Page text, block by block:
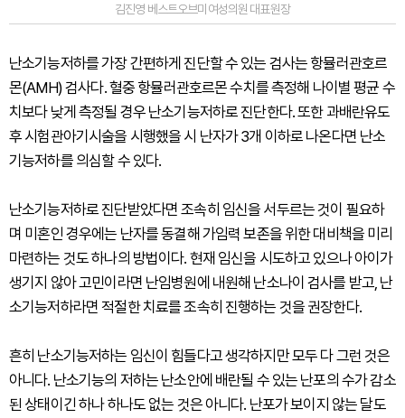
김진영 베스트오브미여성의원 대표원장
난소기능저하를 가장 간편하게 진단할 수 있는 검사는 항뮬러관호르
몬(AMH) 검사다. 혈중 항뮬러관호르몬 수치를 측정해 나이별 평균 수
치보다 낮게 측정될 경우 난소기능저하로 진단한다. 또한 과배란유도
후 시험관아기시술을 시행했을 시 난자가 3개 이하로 나온다면 난소
기능저하를 의심할 수 있다.
난소기능저하로 진단받았다면 조속히 임신을 서두르는 것이 필요하
며 미혼인 경우에는 난자를 동결해 가임력 보존을 위한 대비책을 미리
마련하는 것도 하나의 방법이다. 현재 임신을 시도하고 있으나 아이가
생기지 않아 고민이라면 난임병원에 내원해 난소나이 검사를 받고, 난
소기능저하라면 적절한 치료를 조속히 진행하는 것을 권장한다.
흔히 난소기능저하는 임신이 힘들다고 생각하지만 모두 다 그런 것은
아니다. 난소기능의 저하는 난소안에 배란될 수 있는 난포의 수가 감소
된 상태이긴 하나 하나도 없는 것은 아니다. 난포가 보이지 않는 달도